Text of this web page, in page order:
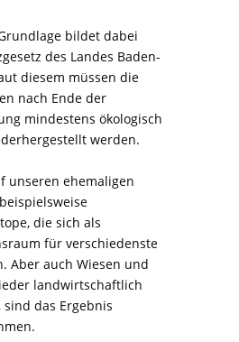
bildet dabei
des Landes Baden-
diesem müssen die
nach Ende der
mindestens ökologisch
werden.
unseren ehemaligen
die sich als
für verschiedenste
Aber auch Wiesen und
landwirtschaftlich
das Ergebnis